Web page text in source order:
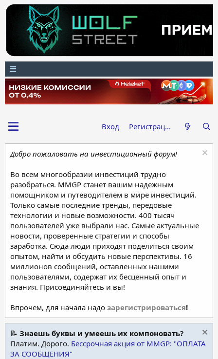
Вход Регистрация
Добро пожаловать на инвестиционный форум!
Во всем многообразии инвестиций трудно
разобраться. MMGP станет вашим надежным
помощником и путеводителем в мире инвестиций.
Только самые последние тренды, передовые
технологии и новые возможности. 400 тысяч
пользователей уже выбрали нас. Самые актуальные
новости, проверенные стратегии и способы
заработка. Сюда люди приходят поделиться своим
опытом, найти и обсудить новые перспективы. 16
миллионов сообщений, оставленных нашими
пользователями, содержат их бесценный опыт и
знания. Присоединяйтесь и вы!
Впрочем, для начала надо зарегистрироваться!
📝 Знаешь буквы и умеешь их компоновать?
Платим. Дорого. Бессрочная акция от MMGP: "ОПЛАТА
ЗА СООБЩЕНИЯ"